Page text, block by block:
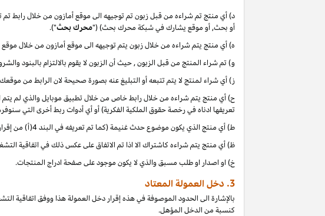
د) أي منتج تم شراءه من قبل زبون تم توجيهه الى موقع أمازون من خلال رابط
أو بحث, أو موقع يشارك في شبكة محرك بحث) ("محرك بحث").
ه) أي منتج يتم شراءه من خلال زبون يتم توجيهه الى موقع أمازون من خلال
و) تم شراء المنتج من قبل الزبون , حيث أن الزبون لا يقوم بالالتزام بالبنود
ز) أي شراء لمنتج لا يتم تتبعه أو التبليغ عنه بصورة صحيحة لان الرابط من
ح) أي منتج يتم شراءه من خلال رابط خاص من خلال تطبيق موبايل والذي لم يتم
تعريفها ادناه في رخصة حقوق الملكية الفكرية) أو أي أدوات ربط أخرى التي
ط) أي منتج الذي يكون موضوع حدث غنيمة (كما تم تعريفه في البند 4(أ) من إقرار دخل العمولة هذا, بالتزامن مع دخل العمولة الخاص.
ظ) أي منتج يتم شراءه كاشتراك الا اذا تم الاتفاق على عكس ذلك في اتفاقية
خ) او اصدار او طلب مسبق والذي لا يكون موجود على صفحة ادراج المنتجات.
3. دخل العمولة المعتاد
بالإشارة الى الحدود الموصوفة في هذه إقرار دخل العمولة هذا ووفق اتفاقية
كنسبة من الدخل المؤهل.